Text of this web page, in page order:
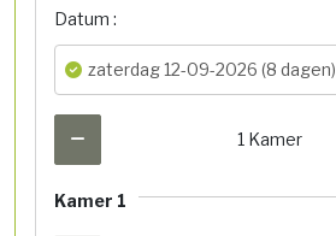
Datum :
zaterdag 12-09-2026 (8 dagen)
1 Kamer
Kamer 1